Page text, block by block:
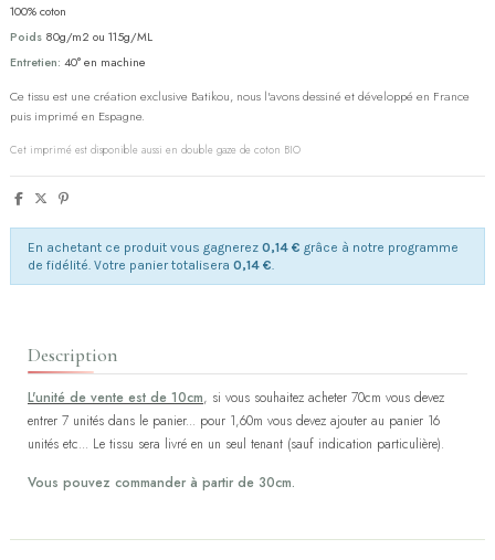
100% coton
Poids 80g/m2 ou 115g/ML
Entretien: 40° en machine
Ce tissu est une création exclusive Batikou, nous l'avons dessiné et développé en France
puis imprimé en Espagne.
Cet imprimé est disponible aussi en double gaze de coton BIO
En achetant ce produit vous gagnerez 0,14 € grâce à notre programme
de fidélité. Votre panier totalisera 0,14 €
Description
L'unité de vente est de 10cm, si vous souhaitez acheter 70cm vous devez
entrer 7 unités dans le panier... pour 1,60m vous devez ajouter au panier 16
unités etc... Le tissu sera livré en un seul tenant (sauf indication particulière).
Vous pouvez commander à partir de 30cm.